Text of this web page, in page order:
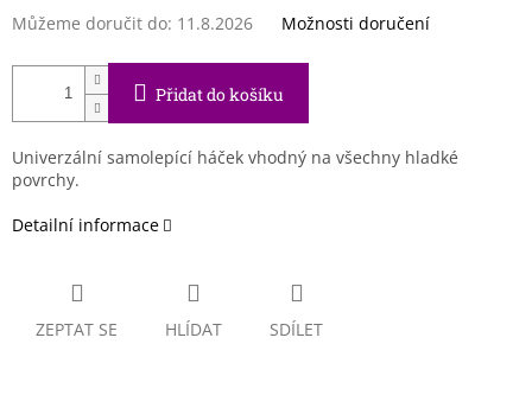
Můžeme doručit do: 11.8.2026 Možnosti doručení
Přidat do košíku
Univerzální samolepící háček vhodný na všechny hladké
povrchy.
Detailní informace
ZEPTAT SE HLÍDAT SDÍLET